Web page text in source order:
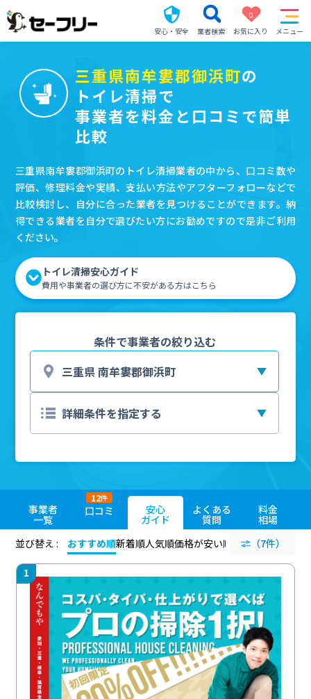
安心・安全 業者検索
0
お気に入り
メニュー
三重県南牟婁郡御浜町の
トイレ清掃で
事業者を料金と口コミで簡単
比較
三重県南牟婁郡御浜町のトイレ清掃業者の中から、口コミ数や
評価、修理料金や実績、支払い方法やアフターフォローなどで
比較検討し、自分に合った業者を見つけることができます。納
得できる業者を自分で選びたい方にお勧めですので是非ご利用
ください。
トイレ清掃安心ガイド
費用や事業者の選び方に不安がある方はこちら
条件で事業者の絞り込む
事業者
一覧
口コミ
12件
安心
ガイド
よくある
質問
料金
相場
並び替え :
おすすめ順新着順人気順価格が安い順 評価が高い順
（7件）
1